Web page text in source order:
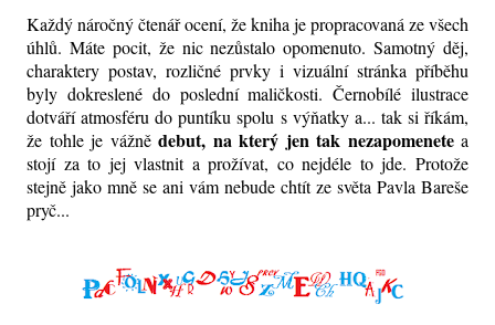
Každý náročný čtenář ocení, že kniha je propracovaná ze všech
úhlů. Máte pocit, že nic nezůstalo opomenuto. Samotný děj,
charaktery postav, rozličné prvky i vizuální stránka příběhu
byly dokreslené do poslední maličkosti. Černobílé ilustrace
dotváří atmosféru do puntíku spolu s výňatky a... tak si říkám,
že tohle je vážně debut, na který jen tak nezapomenetea
stojí za to jej vlastnit a prožívat, co nejdéle to jde. Protože
stejně jako mně se ani vám nebude chtít ze světa Pavla Bareše
pryč...